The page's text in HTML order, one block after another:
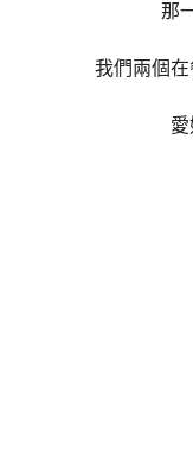
那
我們兩個在
愛